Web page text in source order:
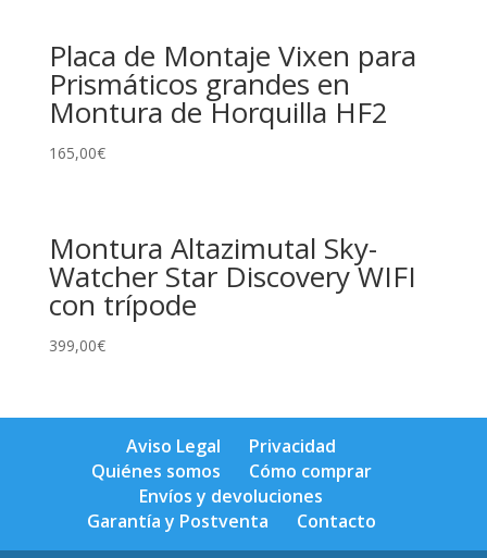
Placa de Montaje Vixen para
Prismáticos grandes en
Montura de Horquilla HF2
165,00€
Montura Altazimutal Sky-
Watcher Star Discovery WIFI
con trípode
399,00€
Aviso Legal
Privacidad
Quiénes somos
Cómo comprar
Envíos y devoluciones
Garantía y Postventa
Contacto